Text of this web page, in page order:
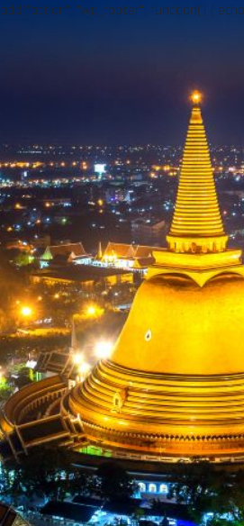
add("action", "wp_footer", function() {